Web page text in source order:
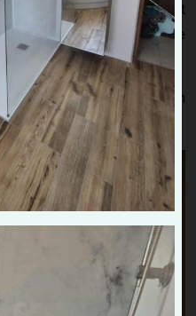
. Les assurances peuvent
de ramonage en cas de
vous assure une intervention
officielle.